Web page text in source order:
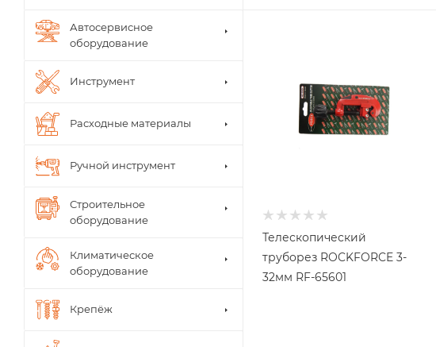
Телескопический
труборез ROCKFORCE 3-
32мм RF-65601
Автосервисное
оборудование
Инструмент
Расходные материалы
Ручной инструмент
Строительное
оборудование
Климатическое
оборудование
Крепёж